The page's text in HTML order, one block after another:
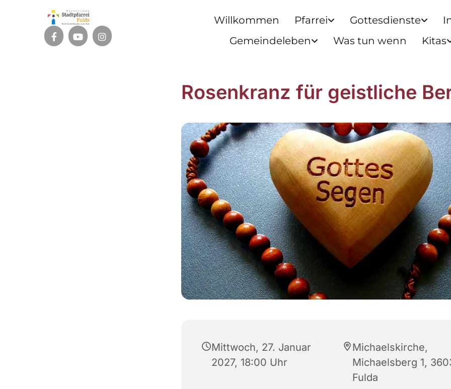
Willkommen Pfarrei Gottesdienste
Gemeindeleben
Was tun wenn Kitas
Rosenkranz für geistliche
Mittwoch, 27. Januar
2027, 18:00 Uhr
Michaelskirche,
Michaelsberg 1,
Fulda